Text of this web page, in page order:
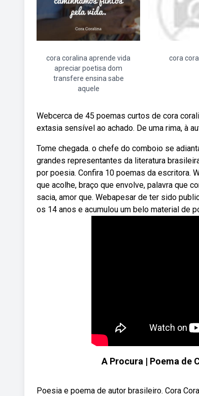
cora coralina aprende vida
apreciar poetisa dom
transfere ensina sabe
aquele
cora
Webcerca de 45 poemas curtos de cora
extasia sensível ao achado. De uma rima, à
Tome chegada. o chefe do comboio se
grandes representantes da literatura
por poesia. Confira 10 poemas da escritora.
que acolhe, braço que envolve, palavra que
sacia, amor que. Webapesar de ter sido
os 14 anos e acumulou um belo material de
A Procura | Poema de
Poesia e poema de autor brasileiro. Cora